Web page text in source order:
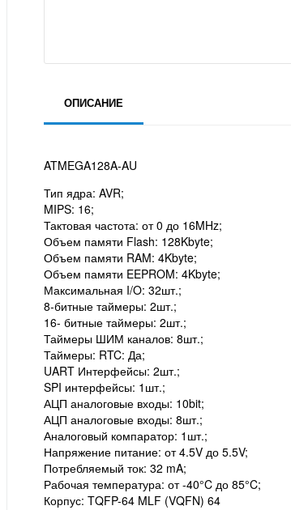
ОПИСАНИЕ
ATMEGA128A-AU
Тип ядра: AVR;
MIPS: 16;
Тактовая частота: от 0 до 16MHz;
Объем памяти Flash: 128Kbyte;
Объем памяти RAM: 4Kbyte;
Объем памяти EEPROM: 4Kbyte;
Максимальная I/O: 32шт.;
8-битные таймеры: 2шт.;
16- битные таймеры: 2шт.;
Таймеры ШИМ каналов: 8шт.;
Таймеры: RTC: Да;
UART Интерфейсы: 2шт.;
SPI интерфейсы: 1шт.;
АЦП аналоговые входы: 10bit;
АЦП аналоговые входы: 8шт.;
Аналоговый компаратор: 1шт.;
Напряжение питание: от 4.5V до 5.5V;
Потребляемый ток: 32 mA;
Рабочая температура: от -40°C до 85°C;
Корпус: TQFP-64 MLF (VQFN) 64